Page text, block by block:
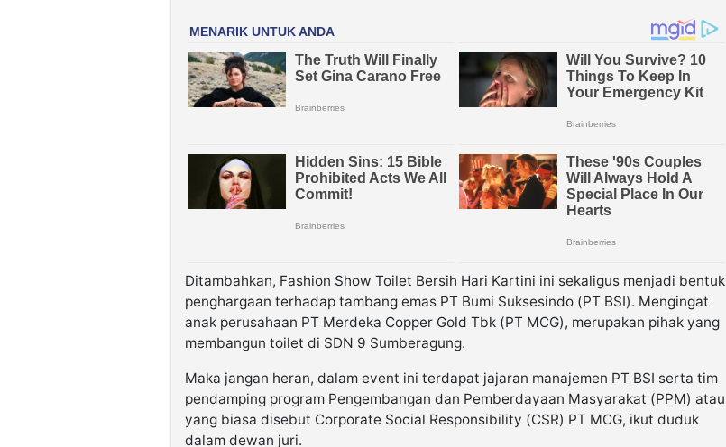
Ditambahkan, Fashion Show Toilet Bersih Hari Kartini ini sekaligus menjadi bentuk
penghargaan terhadap tambang emas PT Bumi Suksesindo (PT BSI). Mengingat
anak perusahaan PT Merdeka Copper Gold Tbk (PT MCG), merupakan pihak yang
membangun toilet di SDN 9 Sumberagung.
Maka jangan heran, dalam event ini terdapat jajaran manajemen PT BSI serta tim
pendamping program Pengembangan dan Pemberdayaan Masyarakat (PPM) atau
yang biasa disebut Corporate Social Responsibility (CSR) PT MCG, ikut duduk
dalam dewan juri.